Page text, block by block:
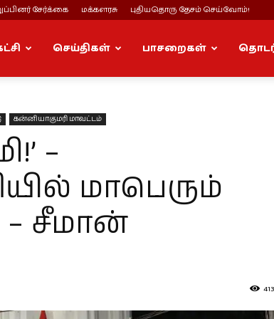
சேர்க்கை மக்களரசு புதியதொரு தேசம் செய்வோம்!
செய்திகள் பாசறைகள்
கன்னியாகுமரி மாவட்டம்
–
மாபெரும்
சீமான்
413